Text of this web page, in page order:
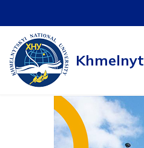
to
content